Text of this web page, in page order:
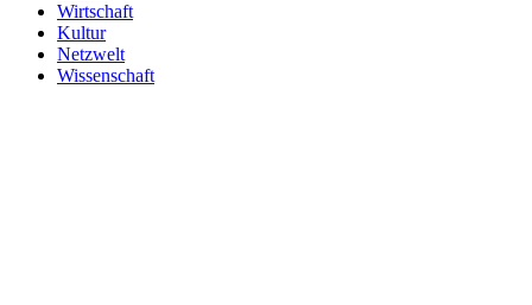
Wirtschaft
Kultur
Netzwelt
Wissenschaft